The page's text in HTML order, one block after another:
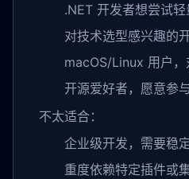
.NET 开发者想尝试
对技术选型感兴趣的
macOS/Linux 用户
开源爱好者，愿意参
不太适合：
企业级开发，需要稳
重度依赖特定插件或